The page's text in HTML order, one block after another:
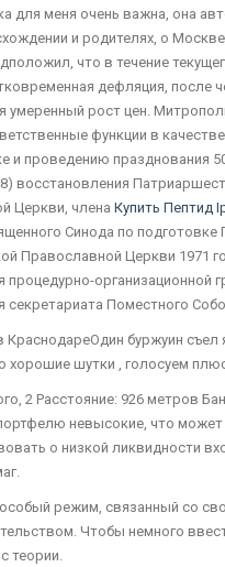
для меня очень важна, она
и родителях, о
что в течение
дефляция, после
умеренный рост цен.
функции в
и проведению празднования
восстановления
Церкви, члена Купить Пептид
Синода по подготовке
Православной Церкви 1971
процедурно-организационной
секретариата Поместного
КраснодареОдин буржуин съел
хорошие шутки , голосуем
2 Расстояние: 926 метров
невысокие, что может
о низкой ликвидности
режим, связанный со
Чтобы немного
теории.